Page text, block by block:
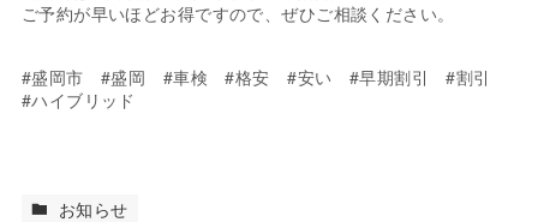
ご予約が早いほどお得ですので、ぜひご相談ください。
#盛岡市 #盛岡 #車検 #格安 #安い #早期割引 #割引
#ハイブリッド
お知らせ